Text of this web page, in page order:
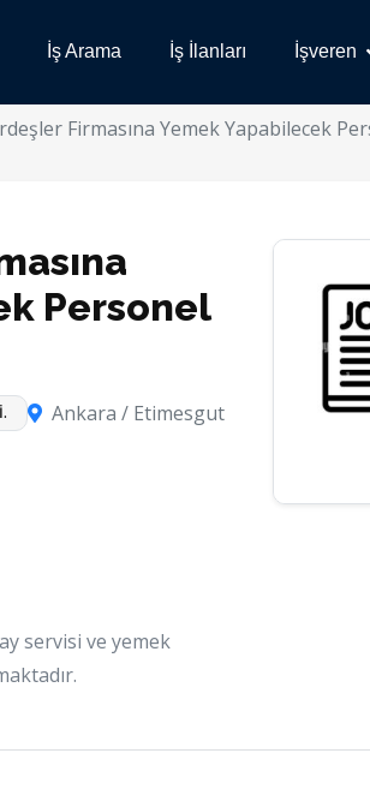
İş Arama İş İlanları İşveren
Firmasına Yemek Yapabilecek
Personel
Ankara / Etimesgut
servisi ve yemek